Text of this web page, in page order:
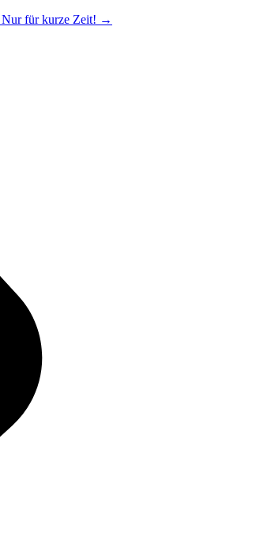
Nur für kurze Zeit! →